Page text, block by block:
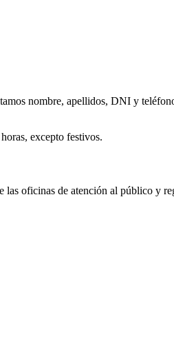
nombre, apellidos, DNI y
excepto festivos.
las oficinas de atención al público y